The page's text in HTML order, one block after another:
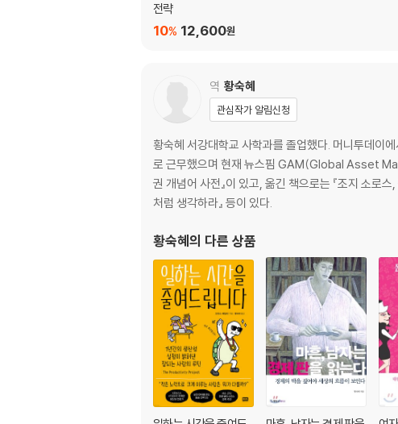
전략
12,600원
10%
역 황숙혜
관심작가 알림신청
황숙혜 서강대학교 사학과를 졸업했다. 머니투데이
로 근무했으며 현재 뉴스핌 GAM(Global Asset
권 개념어 사전』이 있고, 옮긴 책으로는 『조지 소로스
처럼 생각하라』 등이 있다.
황숙혜의 다른 상품